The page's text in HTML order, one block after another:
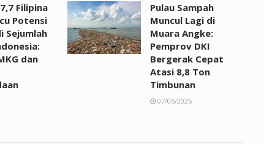
Filipina
Potensi
Sejumlah
dan
Pulau Sampah
Muncul Lagi di
Muara Angke:
Pemprov DKI
Bergerak Cepat
Atasi 8,8 Ton
Timbunan
07/06/2026